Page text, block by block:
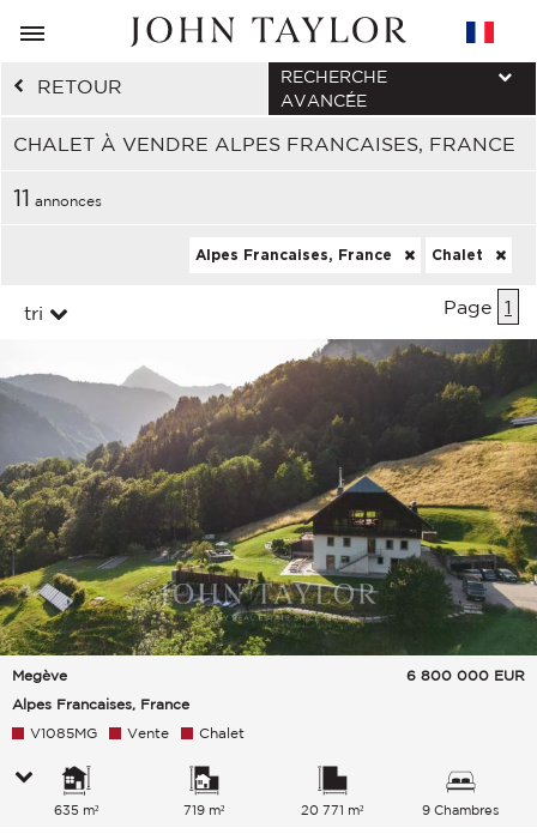
RETOUR
CHALET À VENDRE ALPES FRANCAISES, FRANCE
RECHERCHE
AVANCÉE
11 annonces
Alpes Francaises, France Chalet
tri Page 1
Megève
Alpes Francaises, France
6 800 000 EUR
V1085MG Vente Chalet
635 m² 719 m² 20 771 m² 9 Chambres